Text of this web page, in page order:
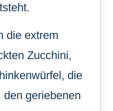
die extrem
Zucchini,
die
geriebenen